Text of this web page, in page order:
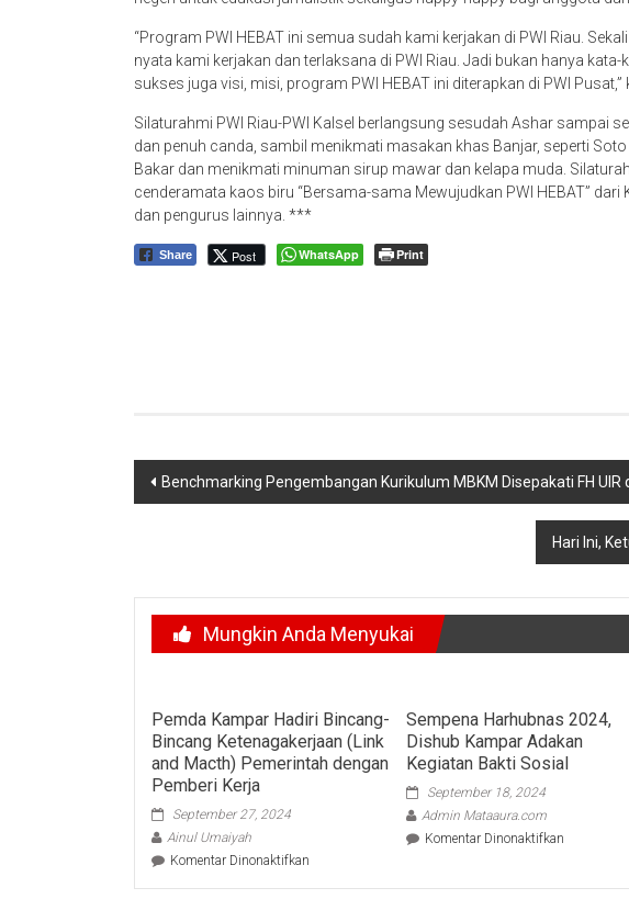
“Program PWI HEBAT ini semua sudah kami kerjakan di PWI Riau.
nyata kami kerjakan dan terlaksana di PWI Riau. Jadi bukan hanya
sukses juga visi, misi, program PWI HEBAT ini diterapkan di PWI Pusat,”
Silaturahmi PWI Riau-PWI Kalsel berlangsung sesudah Ashar sampai
dan penuh canda, sambil menikmati masakan khas Banjar, seperti Soto
Bakar dan menikmati minuman sirup mawar dan kelapa muda.
cenderamata kaos biru “Bersama-sama Mewujudkan PWI HEBAT” dari
dan pengurus lainnya. ***
Share Post WhatsApp Print
Navigasi
Benchmarking Pengembangan Kurikulum MBKM Disepakati FH UIR
Hari Ini,
Mungkin Anda Menyukai
Pemda Kampar Hadiri Bincang-
Bincang Ketenagakerjaan (Link
and Macth) Pemerintah dengan
Pemberi Kerja
September 27, 2024
Ainul Umaiyah
Komentar Dinonaktifkan
Sempena Harhubnas 2024,
Dishub Kampar Adakan
Kegiatan Bakti Sosial
September 18, 2024
Admin Mataaura.com
Komentar Dinonaktifkan